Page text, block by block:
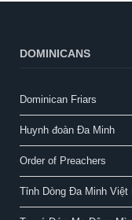
DOMINICANS
Dominican Friars
Huynh đoàn Đa Minh
Order of Preachers
Tỉnh Dòng Đa Minh Việt